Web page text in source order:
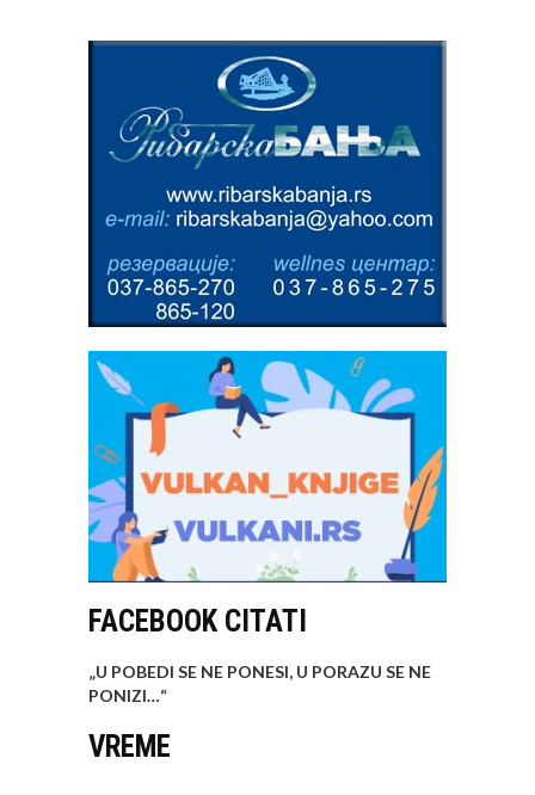
FACEBOOK CITATI
„U POBEDI SE NE PONESI, U PORAZU SE NE
PONIZI…“
VREME